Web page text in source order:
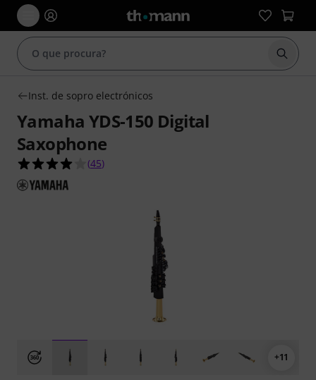
Iniciar
Inst. de sopro electrónicos
Yamaha YDS-150 Digital
Saxophone
4.0 de 5 estrelas de 45 avaliações de clientes
(45)
+11